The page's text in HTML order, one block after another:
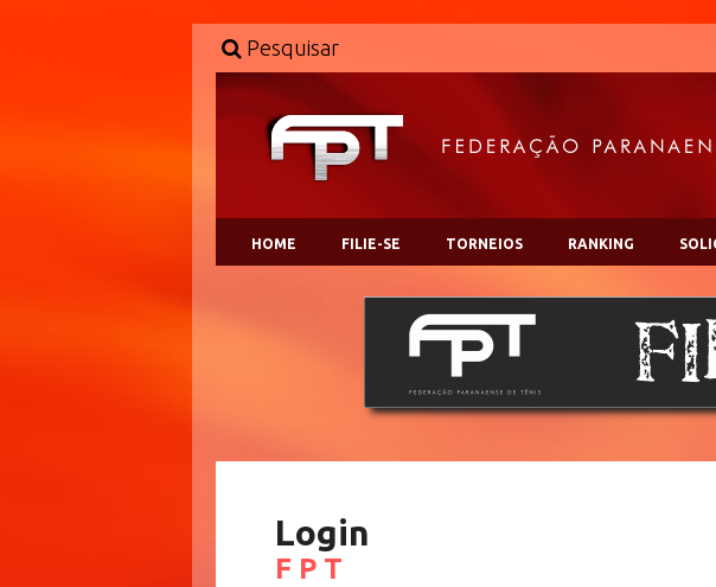
Pesquisar
HOME FILIE-SE TORNEIOS RANKING
Login
F P T